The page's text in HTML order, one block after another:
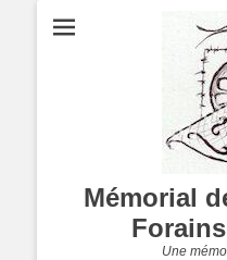
Mémorial
Une